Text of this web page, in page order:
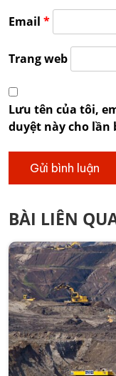
Email *
Trang web
Lưu tên của tôi,
duyệt này cho lần
BÀI LIÊN